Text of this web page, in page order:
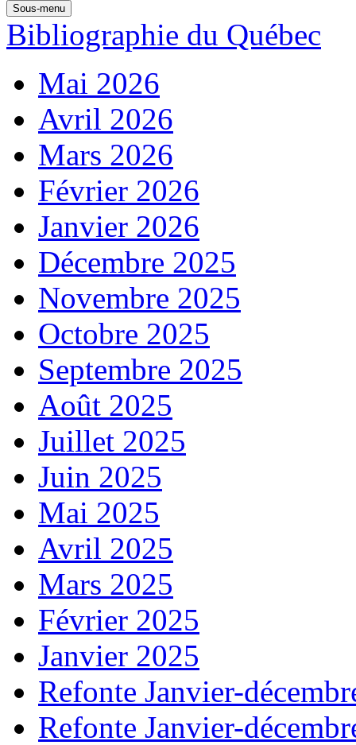
Sous-menu
Bibliographie du Québec
Mai 2026
Avril 2026
Mars 2026
Février 2026
Janvier 2026
Décembre 2025
Novembre 2025
Octobre 2025
Septembre 2025
Août 2025
Juillet 2025
Juin 2025
Mai 2025
Avril 2025
Mars 2025
Février 2025
Janvier 2025
Refonte Janvier-
Refonte Janvier-